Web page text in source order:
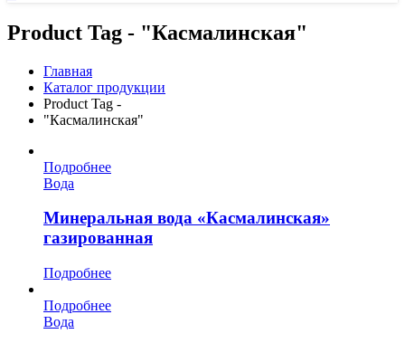
Product Tag - "Касмалинская"
Главная
Каталог продукции
Product Tag -
"Касмалинская"
Подробнее
Вода
Минеральная вода «Касмалинская»
газированная
Подробнее
Подробнее
Вода